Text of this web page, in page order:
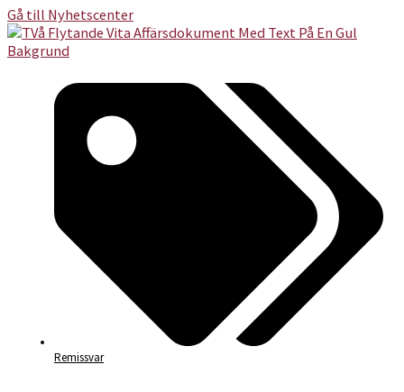
Gå till Nyhetscenter
Remissvar